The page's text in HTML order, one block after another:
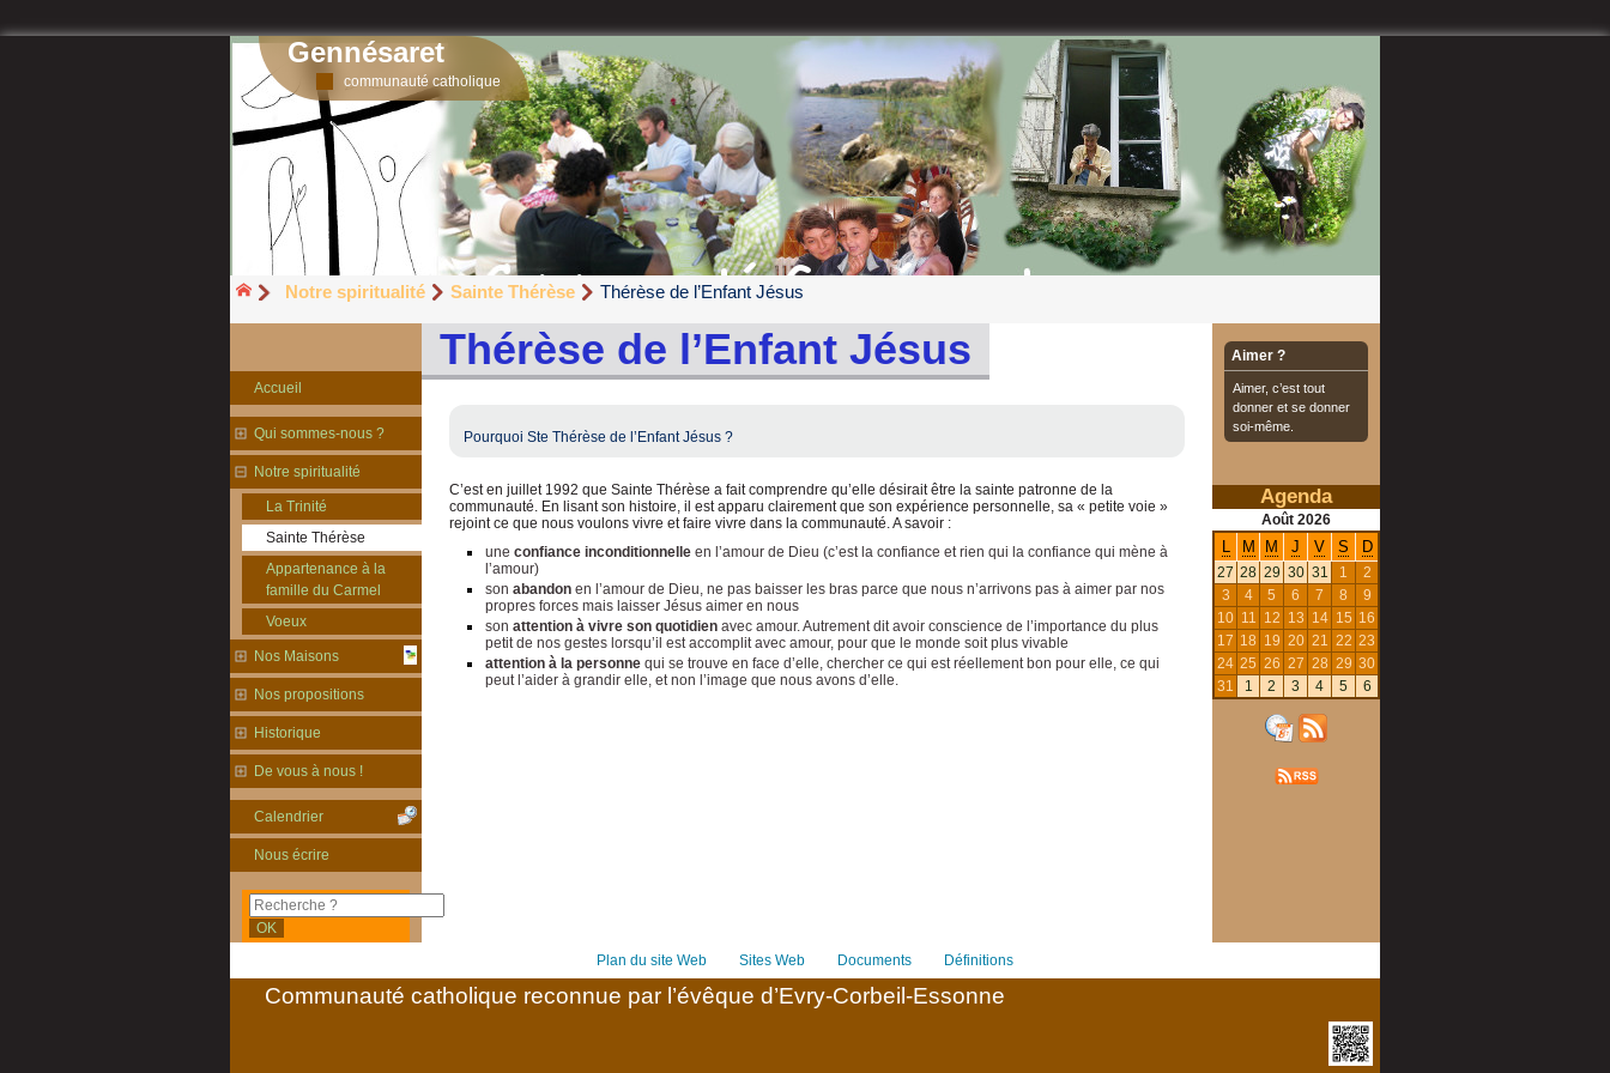
Gennésaret
communauté catholique
Notre spiritualité Sainte Thérèse Thérèse de l’Enfant Jésus
Thérèse de l’Enfant Jésus
Pourquoi Ste Thérèse de l’Enfant Jésus ?
C’est en juillet 1992 que Sainte Thérèse a fait comprendre qu’elle désirait être la sainte patronne de la
communauté. En lisant son histoire, il est apparu clairement que son expérience personnelle, sa « petite voie »
rejoint ce que nous voulons vivre et faire vivre dans la communauté. A savoir :
une confiance inconditionnelleen l’amour de Dieu (c’est la confiance et rien qui la confiance qui mène à
l’amour)
son abandonen l’amour de Dieu, ne pas baisser les bras parce que nous n’arrivons pas à aimer par nos
propres forces mais laisser Jésus aimer en nous
son attention à vivre son quotidienavec amour. Autrement dit avoir conscience de l’importance du plus
petit de nos gestes lorsqu’il est accomplit avec amour, pour que le monde soit plus vivable
attention à la personnequi se trouve en face d’elle, chercher ce qui est réellement bon pour elle, ce qui
peut l’aider à grandir elle, et non l’image que nous avons d’elle.
Accueil
Qui sommes-nous ?
Notre spiritualité
La Trinité
Sainte Thérèse
Appartenance à la
famille du Carmel
Voeux
Nos Maisons
Nos propositions
Historique
De vous à nous !
Calendrier
Nous écrire
Aimer ?
Aimer, c’est tout
donner et se donner
soi-même.
Agenda
Août 2026
M M J V S D
27 28 29 30 31 1
2
3
4 5 6 7 8
9
10 11 12 13 14 15 16
17 18 19 20 21 22 23
24 25 26 27 28 29 30
31
1 2 3 4 5 6
Plan du site Web Sites Web Documents Définitions
Communauté catholique reconnue par l’évêque d’Evry-Corbeil-Essonne